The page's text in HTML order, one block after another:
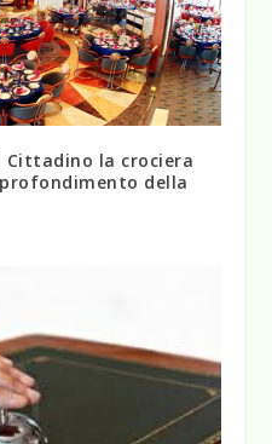
Cittadino la crociera
della